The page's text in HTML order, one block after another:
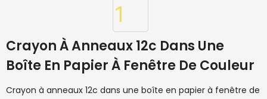
Crayon À Anneaux 12c Dans Une
Boîte En Papier À Fenêtre De Couleur
Crayon à anneaux 12c dans une boîte en papier à fenêtre de